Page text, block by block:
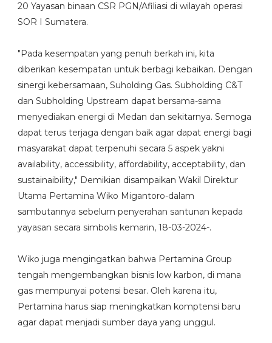
20 Yayasan binaan CSR PGN/Afiliasi di wilayah operasi
SOR I Sumatera.
"Pada kesempatan yang penuh berkah ini, kita
diberikan kesempatan untuk berbagi kebaikan. Dengan
sinergi kebersamaan, Suholding Gas. Subholding C&T
dan Subholding Upstream dapat bersama-sama
menyediakan energi di Medan dan sekitarnya. Semoga
dapat terus terjaga dengan baik agar dapat energi bagi
masyarakat dapat terpenuhi secara 5 aspek yakni
availability, accessibility, affordability, acceptability, dan
sustainaibility," Demikian disampaikan Wakil Direktur
Utama Pertamina Wiko Migantoro-dalam
sambutannya sebelum penyerahan santunan kepada
yayasan secara simbolis kemarin, 18-03-2024-.
Wiko juga mengingatkan bahwa Pertamina Group
tengah mengembangkan bisnis low karbon, di mana
gas mempunyai potensi besar. Oleh karena itu,
Pertamina harus siap meningkatkan komptensi baru
agar dapat menjadi sumber daya yang unggul.